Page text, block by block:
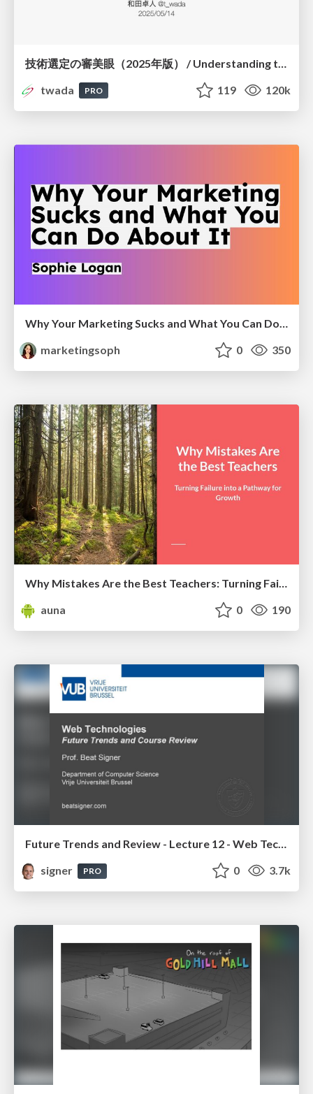
twada
PRO 119 120k
Why Your Marketing Sucks and What You Can Do About It - Sophie Logan
marketingsoph
0 350
Why Mistakes Are the Best Teachers: Turning Failure into a Pathway for Growth
auna
0 190
Future Trends and Review - Lecture 12 - Web Technologies (1019888BNR)
signer
PRO 0 3.7k